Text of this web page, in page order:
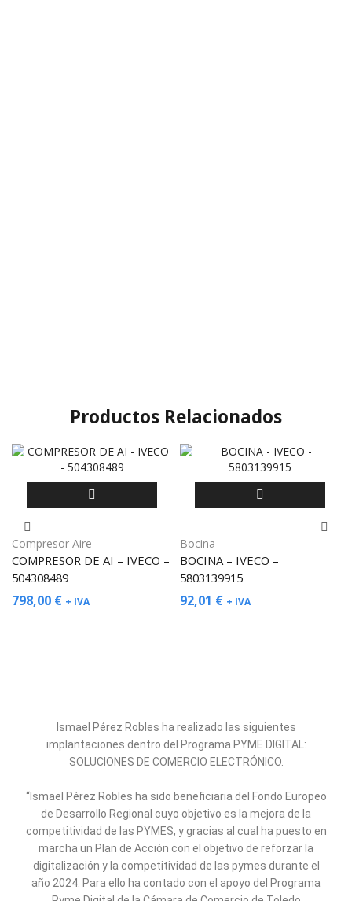
Productos Relacionados
Compresor Aire
COMPRESOR DE AI – IVECO –
504308489
798,00 € + IVA
Bocina
BOCINA – IVECO –
5803139915
92,01 € + IVA
Ismael Pérez Robles ha realizado las siguientes
implantaciones dentro del Programa PYME DIGITAL:
SOLUCIONES DE COMERCIO ELECTRÓNICO.
“Ismael Pérez Robles ha sido beneficiaria del Fondo Europeo
de Desarrollo Regional cuyo objetivo es la mejora de la
competitividad de las PYMES, y gracias al cual ha puesto en
marcha un Plan de Acción con el objetivo de reforzar la
digitalización y la competitividad de las pymes durante el
año 2024. Para ello ha contado con el apoyo del Programa